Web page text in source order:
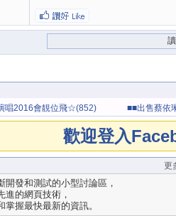
唱2016會靚位飛☆(852)
■■出售蔡依
(852) 2809
歡迎登入
更
開發和測試的小型討論區，
進的網頁技術，
掌握最快最新的資訊。